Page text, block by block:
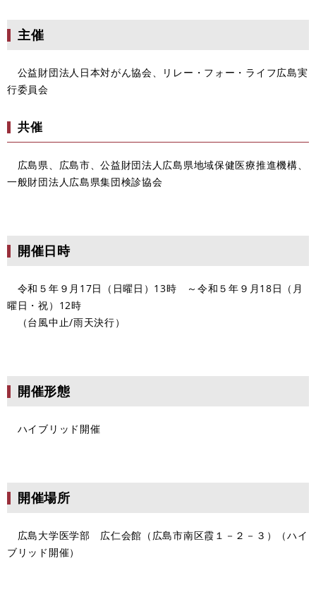
主催
公益財団法人日本対がん協会、リレー・フォー・ライフ広島実
行委員会
共催
広島県、広島市、公益財団法人広島県地域保健医療推進機構、
一般財団法人広島県集団検診協会
開催日時
令和５年９月17日（日曜日）13時 ～令和５年９月18日（月
曜日・祝）12時
（台風中止/雨天決行）
開催形態
ハイブリッド開催
開催場所
広島大学医学部 広仁会館（広島市南区霞１－２－３）（ハイ
ブリッド開催）